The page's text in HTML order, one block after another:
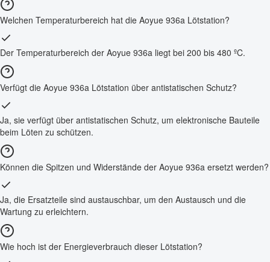
Welchen Temperaturbereich hat die Aoyue 936a Lötstation?
Der Temperaturbereich der Aoyue 936a liegt bei 200 bis 480 ºC.
Verfügt die Aoyue 936a Lötstation über antistatischen Schutz?
Ja, sie verfügt über antistatischen Schutz, um elektronische Bauteile
beim Löten zu schützen.
Können die Spitzen und Widerstände der Aoyue 936a ersetzt werden?
Ja, die Ersatzteile sind austauschbar, um den Austausch und die
Wartung zu erleichtern.
Wie hoch ist der Energieverbrauch dieser Lötstation?